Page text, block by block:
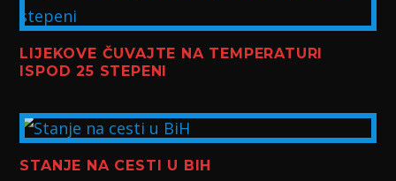
LIJEKOVE ČUVAJTE NA TEMPERATURI
ISPOD 25 STEPENI
STANJE NA CESTI U BIH